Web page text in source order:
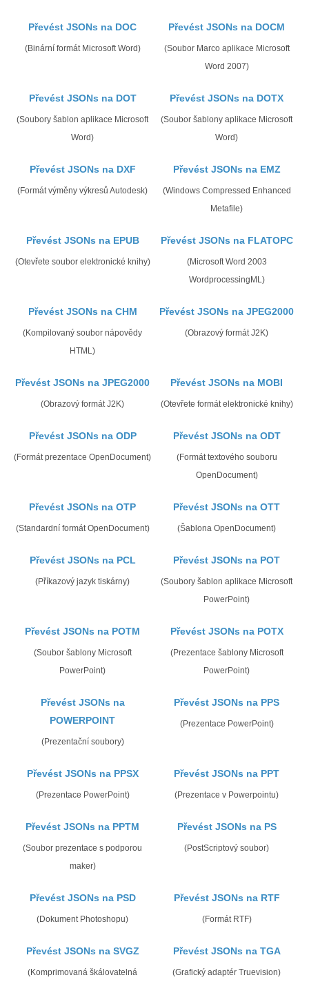
Převést JSONs na DOC
(Binární formát Microsoft Word)
Převést JSONs na DOCM
(Soubor Marco aplikace Microsoft
Word 2007)
Převést JSONs na DOT
(Soubory šablon aplikace Microsoft
Word)
Převést JSONs na DOTX
(Soubor šablony aplikace Microsoft
Word)
Převést JSONs na DXF
(Formát výměny výkresů Autodesk)
Převést JSONs na EMZ
(Windows Compressed Enhanced
Metafile)
Převést JSONs na EPUB
(Otevřete soubor elektronické knihy)
Převést JSONs na FLATOPC
(Microsoft Word 2003
WordprocessingML)
Převést JSONs na CHM
(Kompilovaný soubor nápovědy
HTML)
Převést JSONs na JPEG2000
(Obrazový formát J2K)
Převést JSONs na JPEG2000
(Obrazový formát J2K)
Převést JSONs na MOBI
(Otevřete formát elektronické knihy)
Převést JSONs na ODP
(Formát prezentace OpenDocument)
Převést JSONs na ODT
(Formát textového souboru
OpenDocument)
Převést JSONs na OTP
(Standardní formát OpenDocument)
Převést JSONs na OTT
(Šablona OpenDocument)
Převést JSONs na PCL
(Příkazový jazyk tiskárny)
Převést JSONs na POT
(Soubory šablon aplikace Microsoft
PowerPoint)
Převést JSONs na POTM
(Soubor šablony Microsoft
PowerPoint)
Převést JSONs na POTX
(Prezentace šablony Microsoft
PowerPoint)
Převést JSONs na
POWERPOINT
(Prezentační soubory)
Převést JSONs na PPS
(Prezentace PowerPoint)
Převést JSONs na PPSX
(Prezentace PowerPoint)
Převést JSONs na PPT
(Prezentace v Powerpointu)
Převést JSONs na PPTM
(Soubor prezentace s podporou
maker)
Převést JSONs na PS
(PostScriptový soubor)
Převést JSONs na PSD
(Dokument Photoshopu)
Převést JSONs na RTF
(Formát RTF)
Převést JSONs na SVGZ
(Komprimovaná škálovatelná
Převést JSONs na TGA
(Grafický adaptér Truevision)